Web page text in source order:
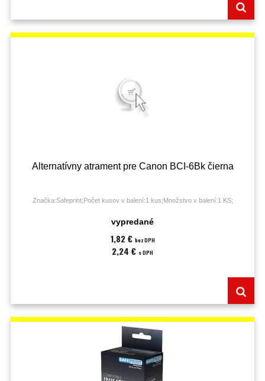
Alternatívny atrament pre Canon BCI-6Bk čierna
Značka:Safeprint;Počet kusov v balení:1 kus;Množstvo v balení:1 KS;
vypredané
1,82 € bez DPH
2,24 € s DPH